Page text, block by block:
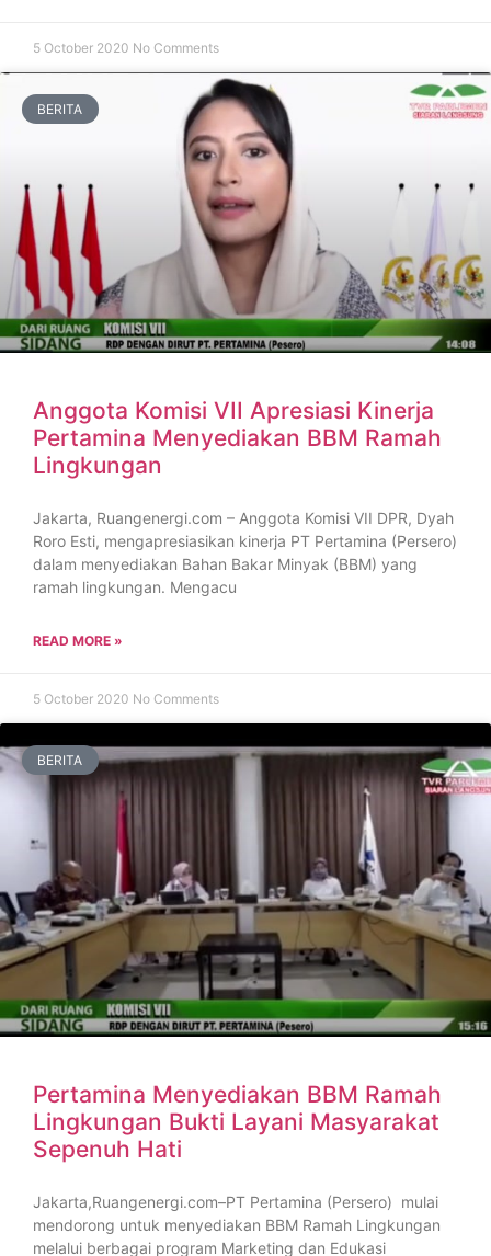
5 October 2020 No Comments
BERITA
Anggota Komisi VII Apresiasi Kinerja
Pertamina Menyediakan BBM Ramah
Lingkungan
Jakarta, Ruangenergi.com – Anggota Komisi VII DPR, Dyah
Roro Esti, mengapresiasikan kinerja PT Pertamina (Persero)
dalam menyediakan Bahan Bakar Minyak (BBM) yang
ramah lingkungan. Mengacu
READ MORE »
5 October 2020 No Comments
BERITA
Pertamina Menyediakan BBM Ramah
Lingkungan Bukti Layani Masyarakat
Sepenuh Hati
Jakarta,Ruangenergi.com–PT Pertamina (Persero) mulai
mendorong untuk menyediakan BBM Ramah Lingkungan
melalui berbagai program Marketing dan Edukasi